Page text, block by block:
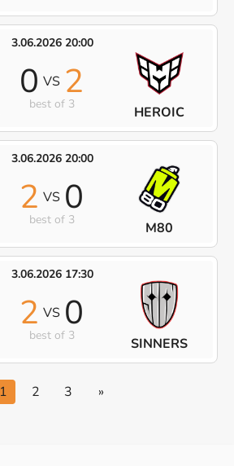
3.06.2026 20:00
0 VS 2
best of 3 HEROIC
3.06.2026 20:00
2 VS 0
best of 3 M80
3.06.2026 17:30
2 VS 0
best of 3 SINNERS
1 2 3 »